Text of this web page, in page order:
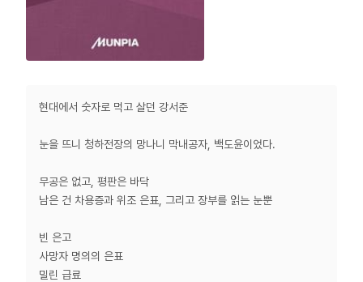
현대에서 숫자로 먹고 살던 강서준
눈을 뜨니 청하전장의 망나니 막내공자, 백도윤이었다.
무공은 없고, 평판은 바닥
남은 건 차용증과 위조 은표, 그리고 장부를 읽는 눈뿐
빈 은고
사망자 명의의 은표
밀린 급료